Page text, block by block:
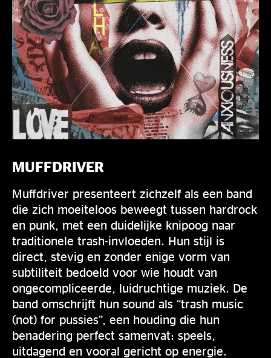
MUFFDRIVER
Muffdriver presenteert zichzelf als een band
die zich moeiteloos beweegt tussen hardrock
en punk, met een duidelijke knipoog naar
traditionele trash-invloeden. Hun stijl is
direct, stevig en zonder enige vorm van
subtiliteit bedoeld voor wie houdt van
ongecompliceerde, luidruchtige muziek. De
band omschrijft hun sound als “trash music
(not) for pussies”, een houding die hun
benadering perfect samenvat: speels,
uitdagend en vooral gericht op energie.